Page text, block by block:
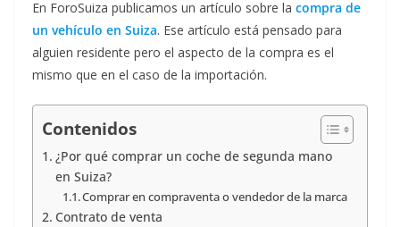
En ForoSuiza publicamos un artículo sobre la compra de
un vehículo en Suiza. Ese artículo está pensado para
alguien residente pero el aspecto de la compra es el
mismo que en el caso de la importación.
Contenidos
¿Por qué comprar un coche de segunda mano
en Suiza?
Comprar en compraventa o vendedor de la marca
Contrato de venta